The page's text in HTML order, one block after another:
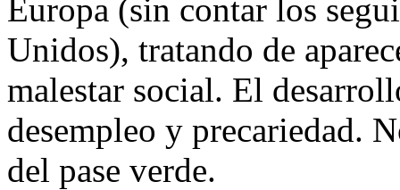
Europa (sin contar los
Unidos), tratando de
malestar social. El
desempleo y precariedad.
del pase verde.